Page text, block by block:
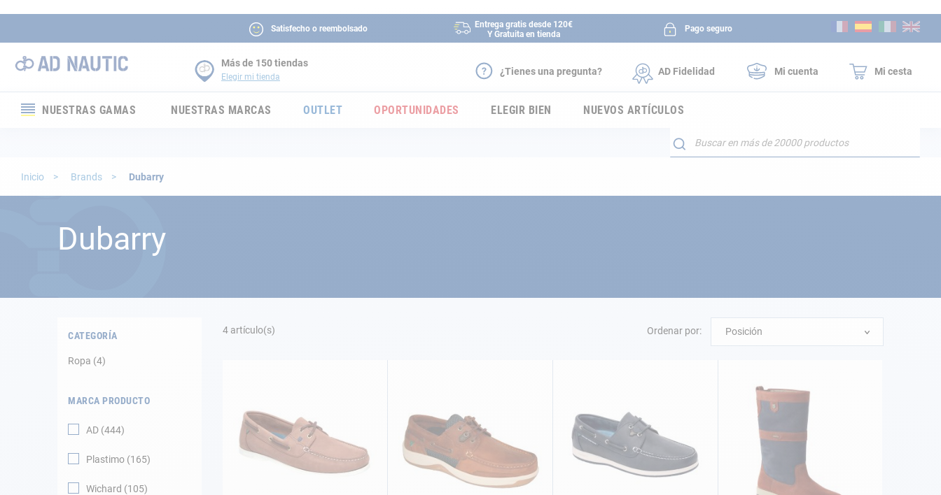
Satisfecho o reembolsado
Entrega gratis desde 120€
Y Gratuita en tienda
Pago seguro
Más de 150 tiendas
Elegir mi tienda ¿Tienes una pregunta? AD Fidelidad Mi cuenta Mi cesta
NUESTRAS GAMAS
Electricidad
NUESTRAS MARCAS OUTLET OPORTUNIDADES ELEGIR BIEN NUEVOS ARTÍCULOS
Buscar
Inicio Brands Dubarry
Dubarry
4 artículo(s) Ordenar por: Posición
CATEGORÍA
Ropa 4
MARCA PRODUCTO
AD 444
Plastimo 165
Wichard 105